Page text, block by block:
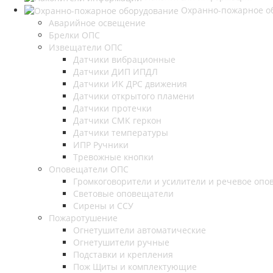
Охранно-пожарное
Аварийное освещение
Брелки ОПС
Извещатели ОПС
Датчики вибрационные
Датчики ДИП ИПДЛ
Датчики ИК ДРС движения
Датчики открытого пламени
Датчики протечки
Датчики СМК геркон
Датчики температуры
ИПР Ручники
Тревожные кнопки
Оповещатели ОПС
Громкоговорители и усилители и речевое
Световые оповещатели
Сирены и ССУ
Пожаротушение
Огнетушители автоматические
Огнетушители ручные
Подставки и крепления
Пож Щиты и комплектующие